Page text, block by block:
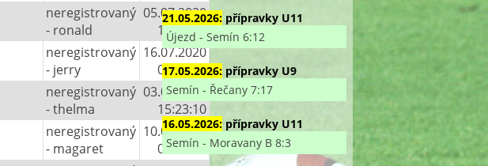
neregistrovaný
- ronald
05.07.2020
19:04:11
neregistrovaný
- jerry
16.07.2020
01:32:45
neregistrovaný
- thelma
03.08.2020
15:23:10
neregistrovaný
- magaret
10.08.2020
09:56:13
21.05.2026: přípravky U11
Újezd - Semín 6:12
17.05.2026: přípravky U9
Semín - Řečany 7:17
16.05.2026: přípravky U11
Semín - Moravany B 8:3